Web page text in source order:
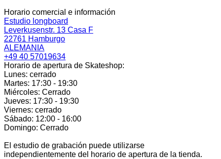
Horario comercial e información
Estudio longboard
Leverkusenstr. 13 Casa F
22761 Hamburgo
ALEMANIA
+49 40 57019634
Horario de apertura de Skateshop:
Lunes: cerrado
Martes: 17:30 - 19:30
Miércoles: Cerrado
Jueves: 17:30 - 19:30
Viernes: cerrado
Sábado: 12:00 - 16:00
Domingo: Cerrado
El estudio de grabación puede utilizarse
independientemente del horario de apertura de la tienda.